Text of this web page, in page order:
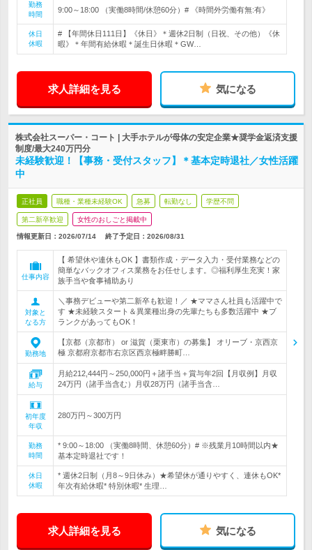
勤務
時間
9:00～18:00 （実働8時間/休憩60分）# 《時間外労働有無:有》
休日
休暇
# 【年間休日111日】《休日》＊週休2日制（日祝、その他）《休
暇》＊年間有給休暇＊誕生日休暇＊GW…
求人詳細を見る 気になる
株式会社スーパー・コート | 大手ホテルが母体の安定企業★奨学金返済支援
制度/最大240万円分
未経験歓迎！【事務・受付スタッフ】＊基本定時退社／女性活躍
中
正社員 職種・業種未経験OK 急募 転勤なし 学歴不問
第二新卒歓迎 女性のおしごと掲載中
情報更新日：2026/07/14 終了予定日： 2026/08/31
仕事内容
【 希望休や連休もOK 】書類作成・データ入力・受付業務などの
簡単なバックオフィス業務をお任せします。◎福利厚生充実！家
族手当や食事補助あり
対象と
なる方
＼事務デビューや第二新卒も歓迎！／ ★ママさん社員も活躍中で
す ★未経験スタート＆異業種出身の先輩たちも多数活躍中 ★ブ
ランクがあってもOK！
勤務地
【京都（京都市） or 滋賀（栗東市）の募集】 オリーブ・京西京
極 京都府京都市右京区西京極畔勝町…
給与
月給212,444円～250,000円＋諸手当＋賞与年2回【月収例】月収
24万円（諸手当含む）月収28万円（諸手当含…
初年度
年収
280万円～300万円
勤務
時間
* 9:00～18:00 （実働8時間、休憩60分）# ※残業月10時間以内★
基本定時退社です！
休日
休暇
* 週休2日制（月8～9日休み）★希望休が通りやすく、連休もOK*
年次有給休暇* 特別休暇* 生理…
求人詳細を見る 気になる